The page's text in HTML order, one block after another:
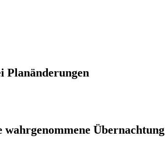
Planänderungen
Übernachtung